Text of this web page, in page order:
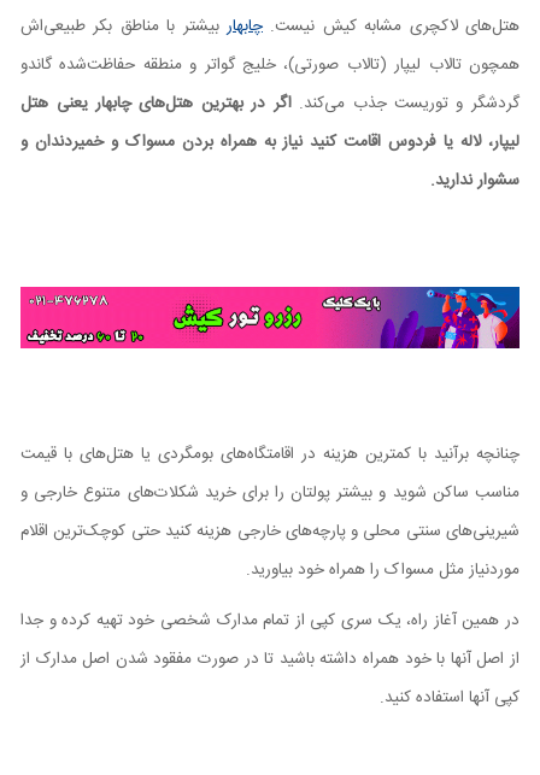
هتل‌های لاکچری مشابه کیش نیست. چابهار بیشتر با مناطق بکر طبیعی‌اش
همچون تالاب لیپار (تالاب صورتی)، خلیج گواتر و منطقه حفاظت‌شده گاندو
گردشگر و توریست جذب می‌کند.اگر در بهترین هتل‌های چابهار یعنی هتل
لیپار، لاله یا فردوس اقامت کنید نیاز به همراه بردن مسواک و خمیردندان و
سشوار ندارید.
چنانچه برآنید با کمترین هزینه در اقامتگاه‌های بومگردی یا هتل‌های با قیمت
مناسب ساکن شوید و بیشتر پولتان را برای خرید شکلات‌های متنوع خارجی و
شیرینی‌های سنتی محلی و پارچه‌های خارجی هزینه کنید حتی کوچک‌ترین اقلام
موردنیاز مثل مسواک را همراه خود بیاورید.
در همین آغاز راه، یک سری کپی از تمام مدارک شخصی خود تهیه کرده و جدا
از اصل آنها با خود همراه داشته باشید تا در صورت مفقود شدن اصل مدارک از
کپی آنها استفاده کنید.